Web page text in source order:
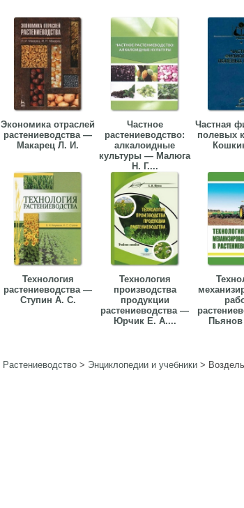
Экономика отраслей
растениеводства —
Макарец Л. И.
Частное
растениеводство:
алкалоидные
культуры — Малюга
Н. Г....
Частная
полевых
Технология
растениеводства —
Ступин А. С.
Технология
производства
продукции
растениеводства —
Юрчик Е. А....
Растениеводство > Энциклопедии и учебники >